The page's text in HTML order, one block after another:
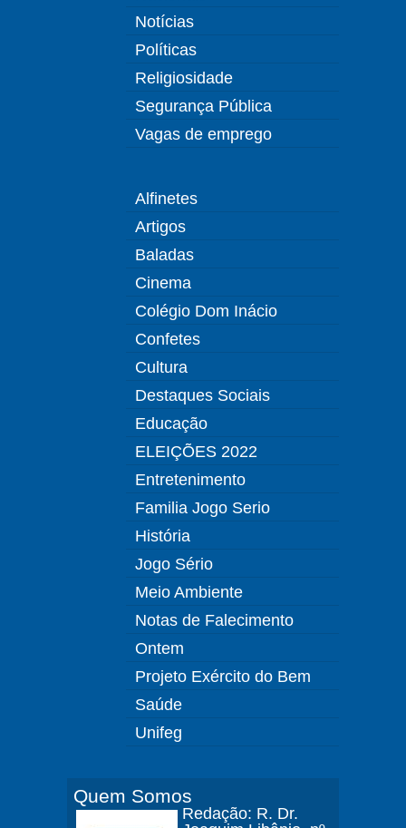
Notícias
Políticas
Religiosidade
Segurança Pública
Vagas de emprego
Alfinetes
Artigos
Baladas
Cinema
Colégio Dom Inácio
Confetes
Cultura
Destaques Sociais
Educação
ELEIÇÕES 2022
Entretenimento
Familia Jogo Serio
História
Jogo Sério
Meio Ambiente
Notas de Falecimento
Ontem
Projeto Exército do Bem
Saúde
Unifeg
Quem Somos
Redação: R. Dr.